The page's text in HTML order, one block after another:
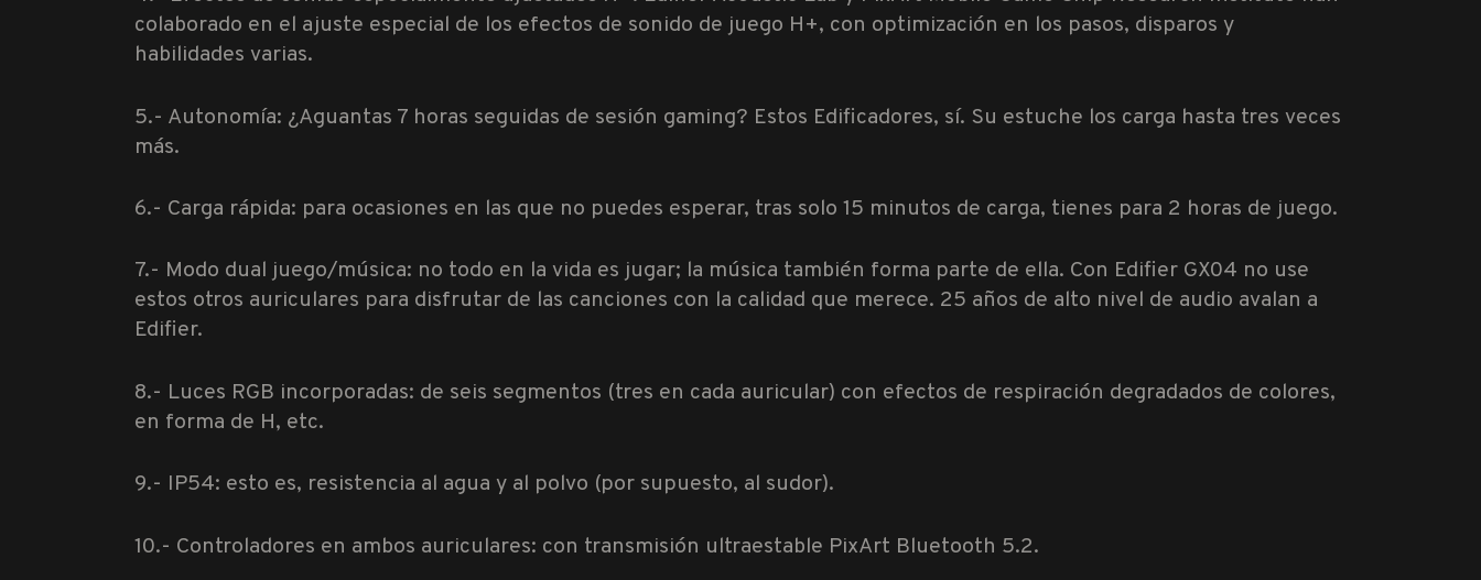
colaborado en el ajuste especial de los efectos de sonido de juego H+, con optimización en los pasos, disparos y
habilidades varias.
5.- Autonomía: ¿Aguantas 7 horas seguidas de sesión gaming? Estos Edificadores, sí. Su estuche los carga hasta tres veces
más.
6.- Carga rápida: para ocasiones en las que no puedes esperar, tras solo 15 minutos de carga, tienes para 2 horas de juego.
7.- Modo dual juego/música: no todo en la vida es jugar; la música también forma parte de ella. Con Edifier GX04 no use
estos otros auriculares para disfrutar de las canciones con la calidad que merece. 25 años de alto nivel de audio avalan a
Edifier.
8.- Luces RGB incorporadas: de seis segmentos (tres en cada auricular) con efectos de respiración degradados de colores,
en forma de H, etc.
9.- IP54: esto es, resistencia al agua y al polvo (por supuesto, al sudor).
10.- Controladores en ambos auriculares: con transmisión ultraestable PixArt Bluetooth 5.2.